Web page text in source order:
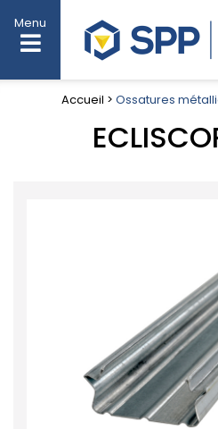
Menu
Accueil > Ossatures